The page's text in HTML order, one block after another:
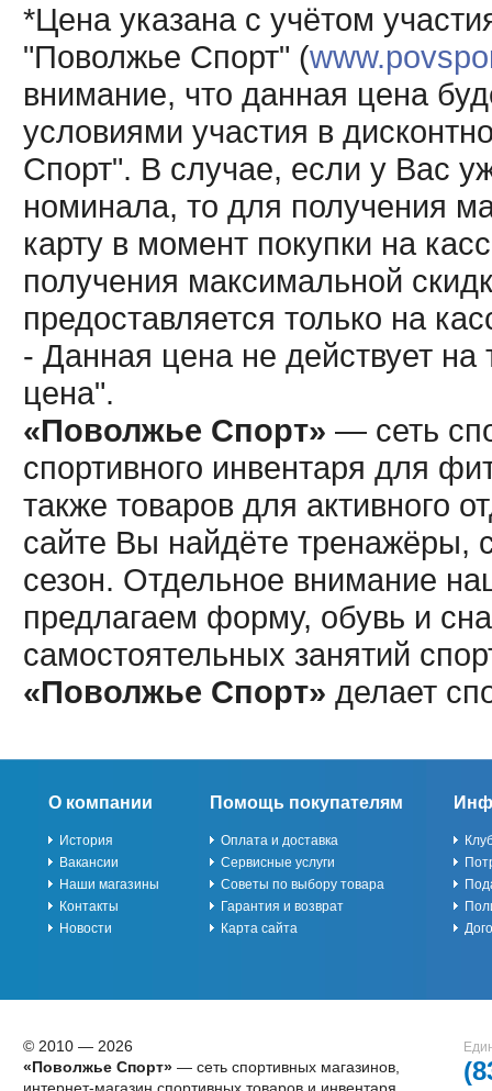
*Цена указана с учётом
"Поволжье Спорт" (
внимание, что данная цена
условиями участия в
Спорт". В случае, если у Вас
номинала, то для получения
карту в момент покупки на
получения максимальной
предоставляется только на
- Данная цена не действует
цена".
«Поволжье Спорт» — сеть
спортивного инвентаря для
также товаров для активного
сайте Вы найдёте тренажёры,
сезон. Отдельное внимание
предлагаем форму, обувь и
самостоятельных занятий
«Поволжье Спорт» делает
О компании
История
Вакансии
Наши магазины
Контакты
Новости
Помощь покупателям
Оплата и доставка
Сервисные услуги
Советы по выбору товара
Гарантия и возврат
Карта сайта
© 2010 — 2026
«Поволжье Спорт»— сеть спортивных магазинов,